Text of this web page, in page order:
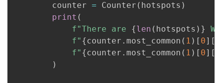
        counter
= Counter ( hotspots )
print (
f"There are {len ( hotspots ) }
f" {counter . most_common ( 1 ) [ 0] [
f" {counter . most_common ( 1 ) [ 0] [
)